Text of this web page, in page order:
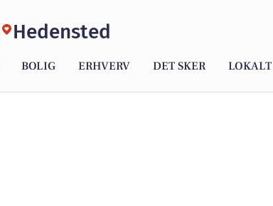
Hedensted
BOLIG ERHVERV DET SKER